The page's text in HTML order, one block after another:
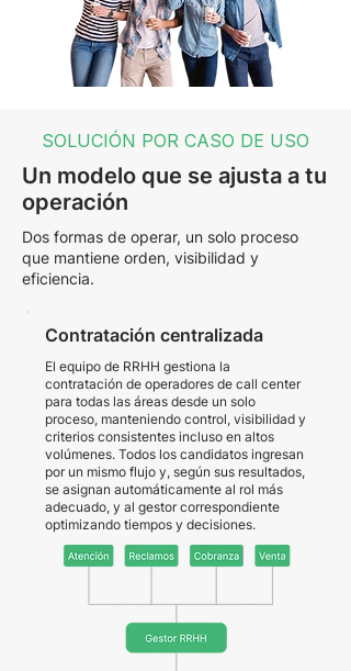
SOLUCIÓN POR CASO DE USO
Un modelo que se ajusta a tu
operación
Dos formas de operar, un solo proceso
que mantiene orden, visibilidad y
eficiencia.
Contratación centralizada
El equipo de RRHH gestiona la
contratación de operadores de call center
para todas las áreas desde un solo
proceso, manteniendo control, visibilidad y
criterios consistentes incluso en altos
volúmenes. Todos los candidatos ingresan
por un mismo flujo y, según sus resultados,
se asignan automáticamente al rol más
adecuado, y al gestor correspondiente
optimizando tiempos y decisiones.